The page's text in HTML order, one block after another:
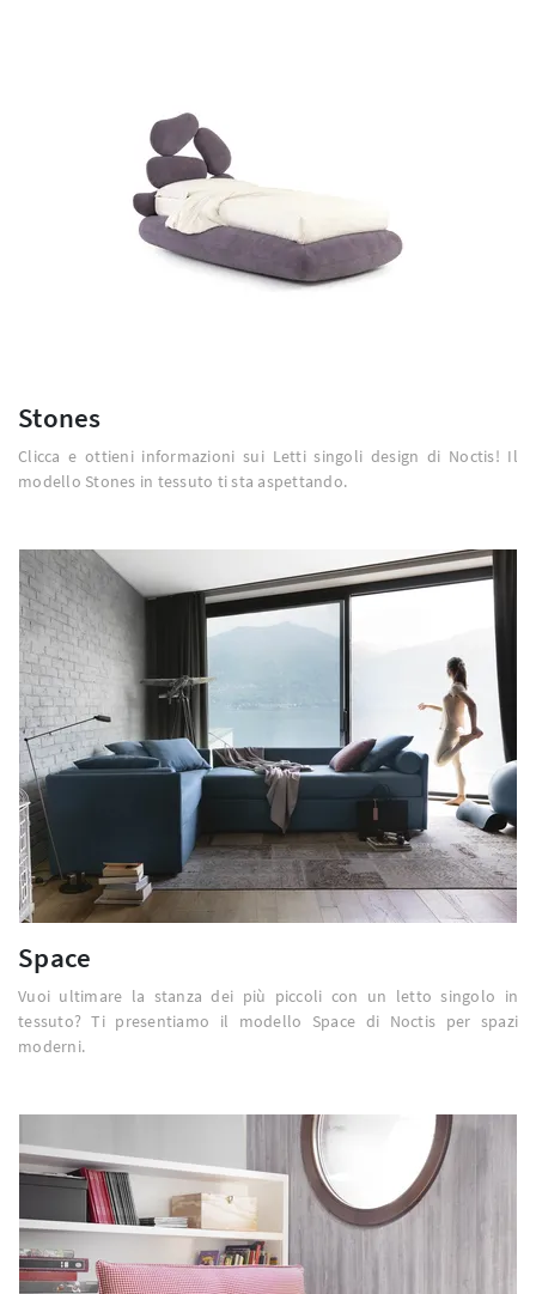
Stones
Clicca e ottieni informazioni sui Letti singoli design di Noctis! Il
modello Stones in tessuto ti sta aspettando.
Space
Vuoi ultimare la stanza dei più piccoli con un letto singolo in
tessuto? Ti presentiamo il modello Space di Noctis per spazi
moderni.